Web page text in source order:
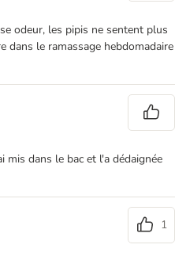
odeur, les pipis ne sentent plus
dans le ramassage hebdomadaire
dans le bac et l'a dédaignée
1